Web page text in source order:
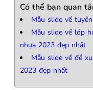
Có thể bạn quan
Mẫu slide về
Mẫu slide về lớp
nhựa 2023 đẹp nhất
Mẫu slide về đề
2023 đẹp nhất